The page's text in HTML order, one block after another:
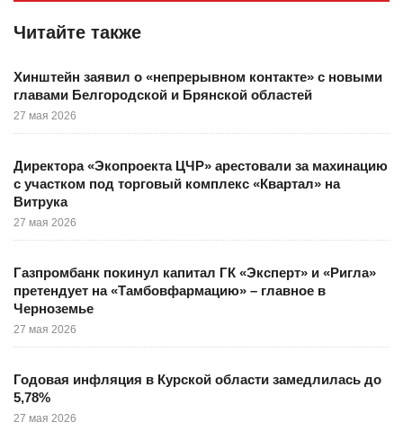
Читайте также
Хинштейн заявил о «непрерывном контакте» с новыми
главами Белгородской и Брянской областей
27 мая 2026
Директора «Экопроекта ЦЧР» арестовали за махинацию
с участком под торговый комплекс «Квартал» на
Витрука
27 мая 2026
Газпромбанк покинул капитал ГК «Эксперт» и «Ригла»
претендует на «Тамбовфармацию» – главное в
Черноземье
27 мая 2026
Годовая инфляция в Курской области замедлилась до
5,78%
27 мая 2026